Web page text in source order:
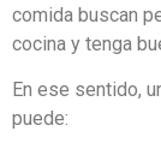
comida buscan
cocina y tenga
En ese sentido,
puede: